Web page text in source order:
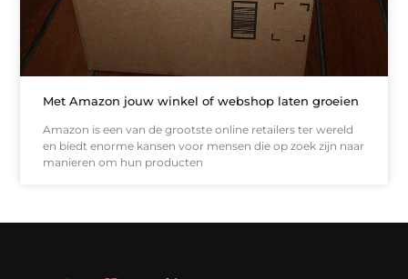
Met Amazon jouw winkel of webshop laten groeien
Amazon is een van de grootste online retailers ter wereld
en biedt enorme kansen voor mensen die op zoek zijn naar
manieren om hun producten